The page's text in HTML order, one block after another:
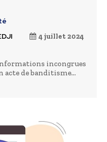
4 juillet 2024
incongrues
acte de banditisme...